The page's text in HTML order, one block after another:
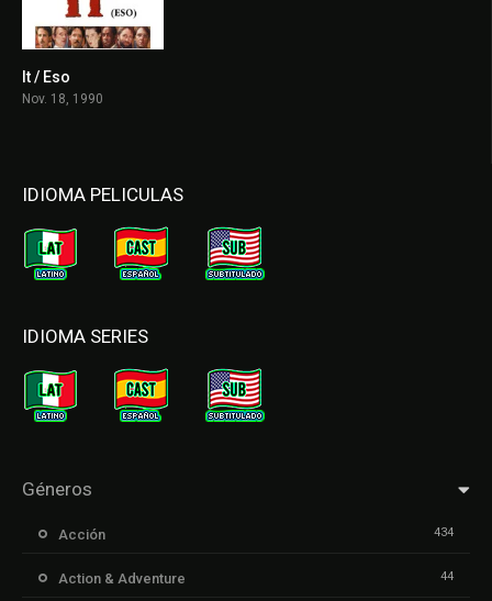
It / Eso
Nov. 18, 1990
IDIOMA PELICULAS
IDIOMA SERIES
Géneros
Acción 434
Action & Adventure 44